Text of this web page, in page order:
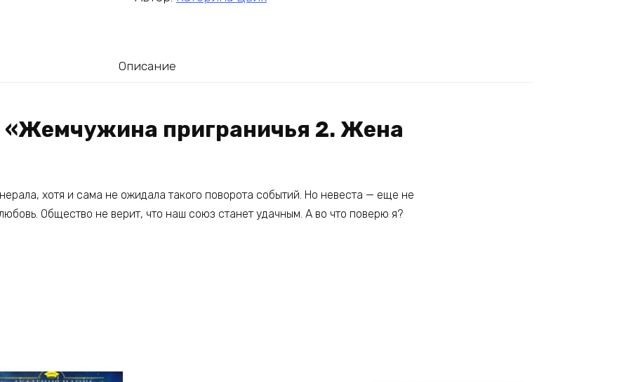
Описание
«Жемчужина приграничья 2. Жена
хотя и сама не ожидала такого поворота событий. Но невеста — еще не
Общество не верит, что наш союз станет удачным. А во что поверю я?